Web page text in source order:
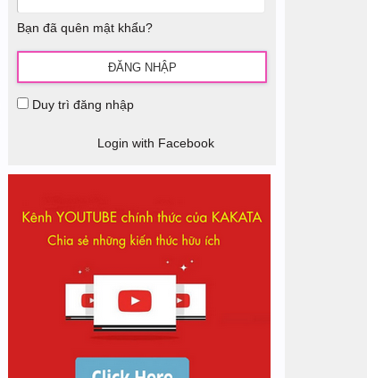
Bạn đã quên mật khẩu?
Duy trì đăng nhập
Login with Facebook